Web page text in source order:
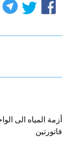
أزمة المياه الى
فاتورتين